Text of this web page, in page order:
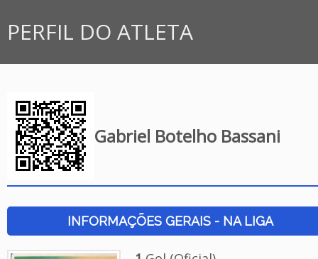
PERFIL DO ATLETA
Gabriel Botelho Bassani
INFORMAÇÕES GERAIS - NA LIGA